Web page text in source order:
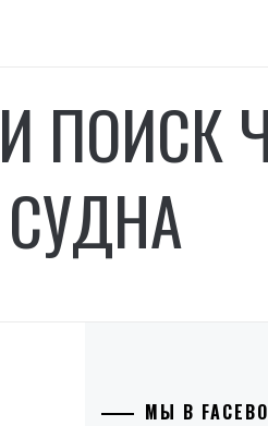
ПОИСК
МЫ В